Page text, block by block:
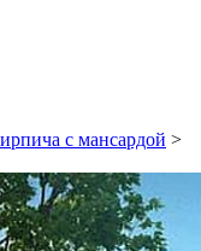
с мансардой >